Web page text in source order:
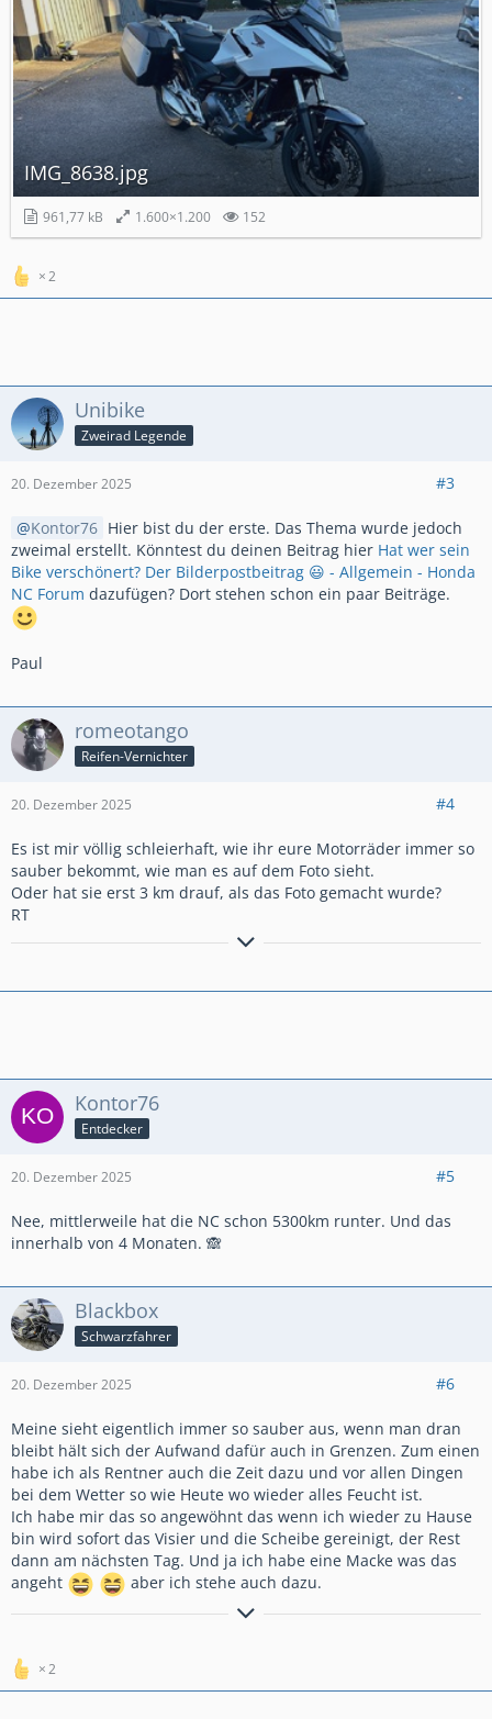
IMG_8638.jpg
961,77 kB 1.600×1.200 152
2
Unibike
Zweirad Legende
20. Dezember 2025 #3
Kontor76 Hier bist du der erste. Das Thema wurde jedoch
zweimal erstellt. Könntest du deinen Beitrag hier Hat wer sein
Bike verschönert? Der Bilderpostbeitrag 😃 - Allgemein - Honda
NC Forum dazufügen? Dort stehen schon ein paar Beiträge.
Paul
romeotango
Reifen-Vernichter
20. Dezember 2025 #4
Es ist mir völlig schleierhaft, wie ihr eure Motorräder immer so
sauber bekommt, wie man es auf dem Foto sieht.
Oder hat sie erst 3 km drauf, als das Foto gemacht wurde?
RT
Zündapp KS50, Piaggio Boxer, BMW R75/5, MZ TS250/1, MZ
FJR, Honda X-ADV
Kontor76
Entdecker
20. Dezember 2025 #5
Nee, mittlerweile hat die NC schon 5300km runter. Und das
innerhalb von 4 Monaten. 🙈
Blackbox
Schwarzfahrer
20. Dezember 2025 #6
Meine sieht eigentlich immer so sauber aus, wenn man dran
bleibt hält sich der Aufwand dafür auch in Grenzen. Zum einen
habe ich als Rentner auch die Zeit dazu und vor allen Dingen
bei dem Wetter so wie Heute wo wieder alles Feucht ist.
Ich habe mir das so angewöhnt das wenn ich wieder zu Hause
bin wird sofort das Visier und die Scheibe gereinigt, der Rest
dann am nächsten Tag. Und ja ich habe eine Macke was das
angeht
aber ich stehe auch dazu.
Umwege sind die schönsten Wege
2